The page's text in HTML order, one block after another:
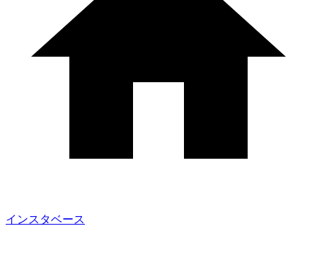
インスタベース